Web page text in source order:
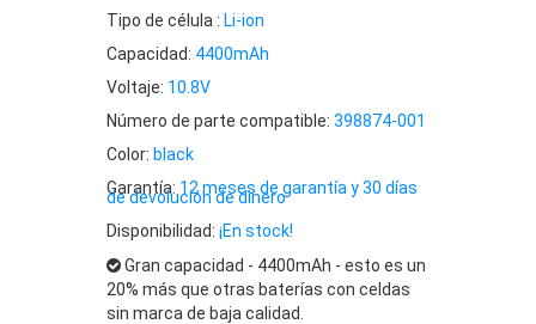
Tipo de célula : Li-ion
Capacidad: 4400mAh
Voltaje: 10.8V
Número de parte compatible: 398874-001
Color: black
Garantía: 12 meses de garantía y 30 días
de devolución de dinero
Disponibilidad: ¡En stock!
Gran capacidad - 4400mAh - esto es un
20% más que otras baterías con celdas
sin marca de baja calidad.